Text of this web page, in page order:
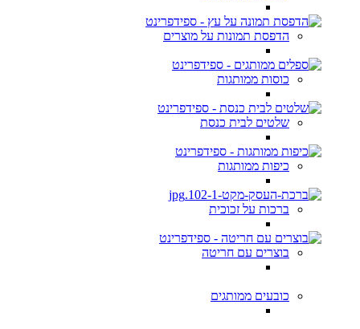
הדפסת תמונות על מוצרים
כוסות ממותגות
שלטים לבית כנסת
כיפות ממותגות
ברכות על זכוכית
בוצרים עם חריטה
כובעים ממותגים